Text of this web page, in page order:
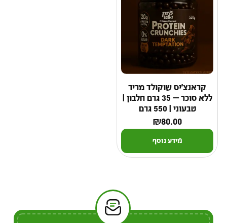
קראנצ'יס שוקולד מריר
ללא סוכר — 35 גרם חלבון |
טבעוני | 550 גרם
₪80.00
מידע נוסף